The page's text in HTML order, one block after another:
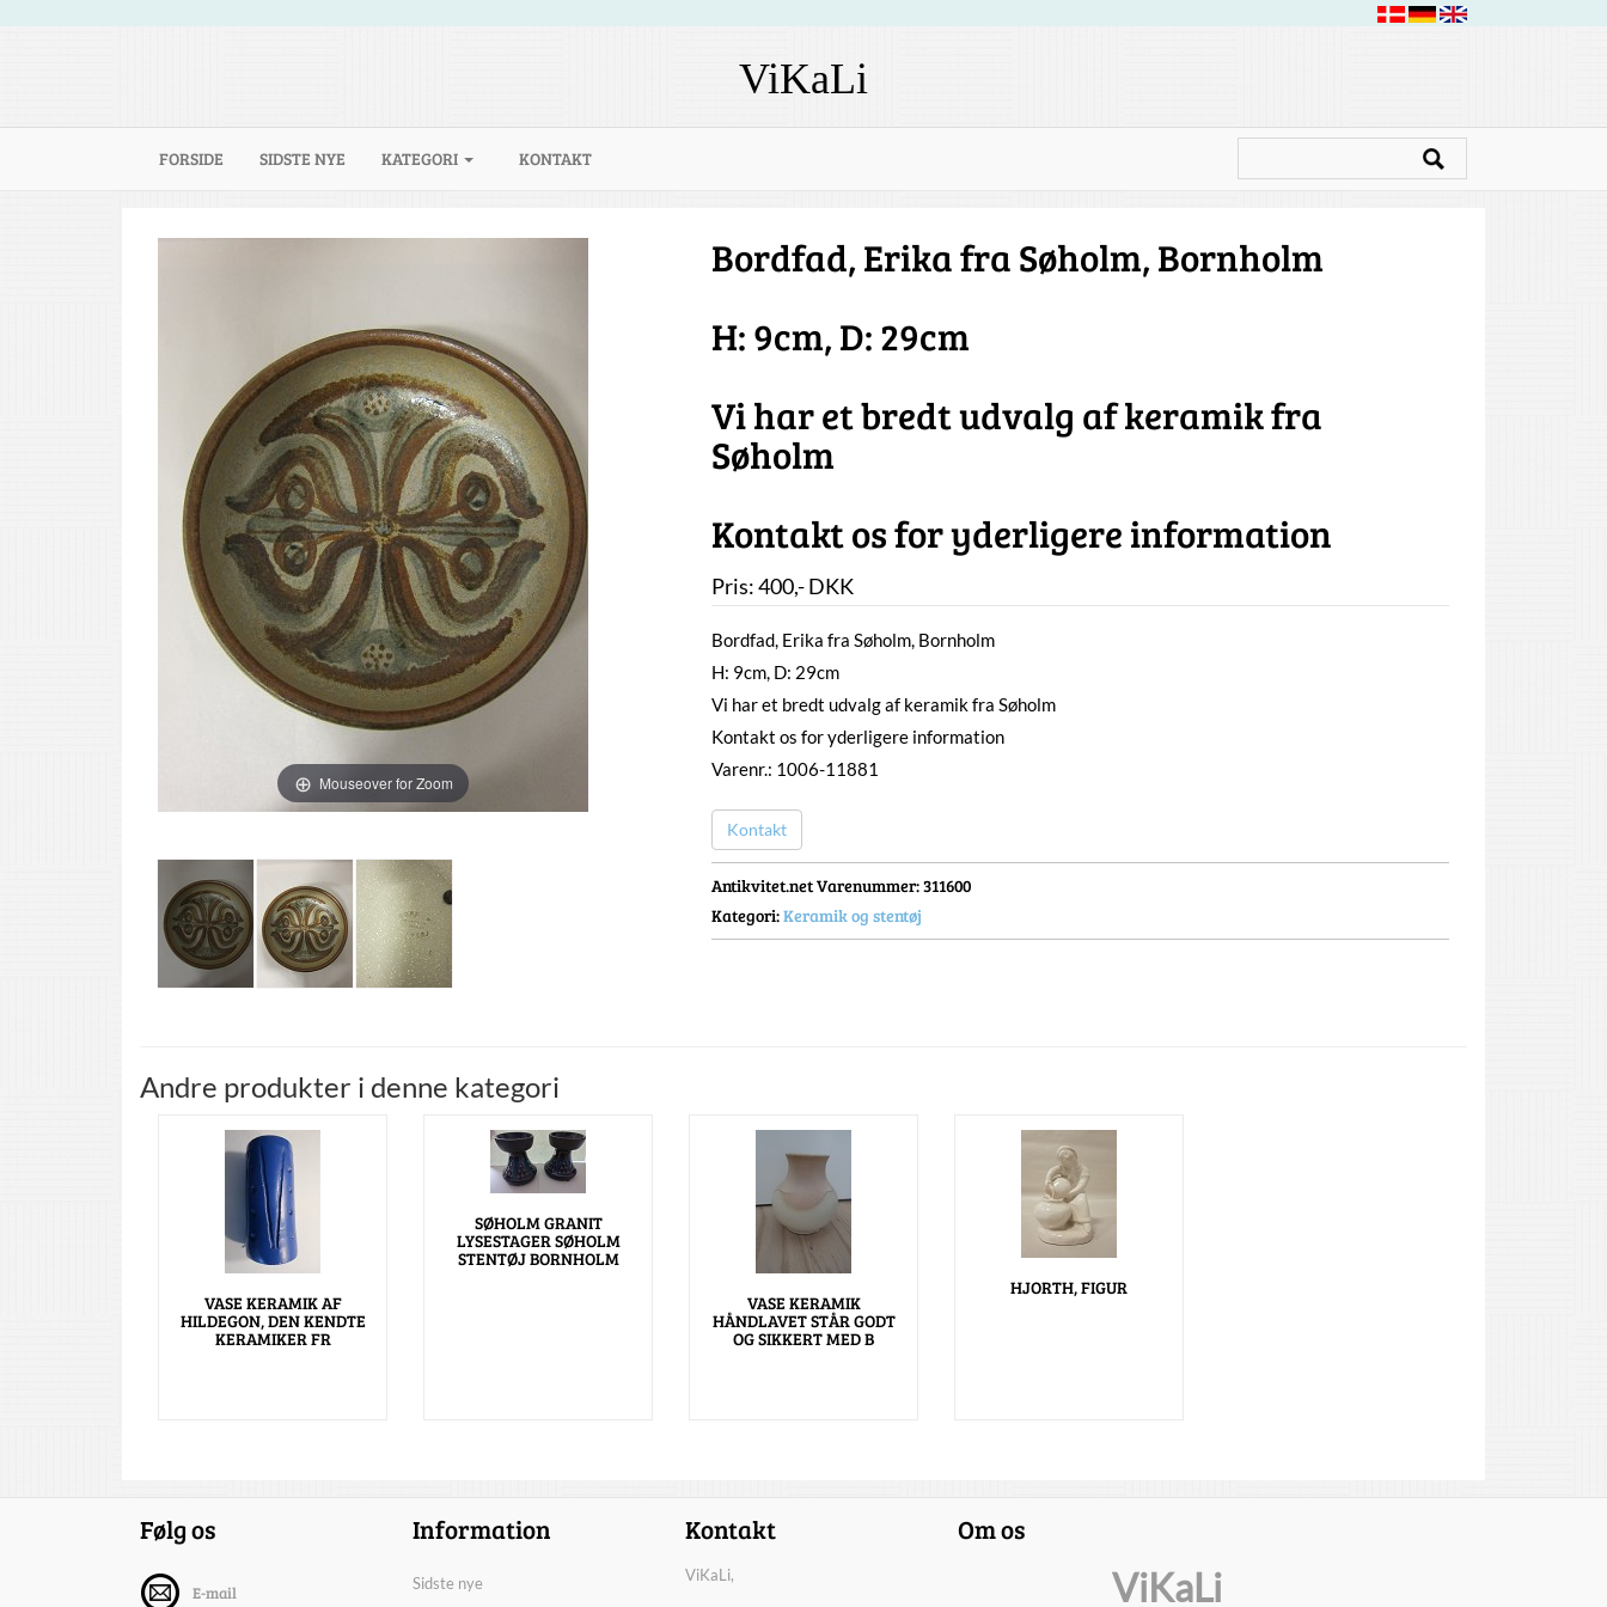
ViKaLi
FORSIDE (CURRENT)
SIDSTE NYE KATEGORI KONTAKT
Mouseover for Zoom
Bordfad, Erika fra Søholm, Bornholm
H: 9cm, D: 29cm
Vi har et bredt udvalg af keramik fra
Søholm
Kontakt os for yderligere information
Pris:400,-DKK
Bordfad, Erika fra Søholm, Bornholm
H: 9cm, D: 29cm
Vi har et bredt udvalg af keramik fra Søholm
Kontakt os for yderligere information
Varenr.: 1006-11881
Kontakt
Antikvitet.net Varenummer: 311600
Kategori:Keramik og stentøj
Andre produkter i denne kategori
VASE KERAMIK AF
HILDEGON, DEN KENDTE
KERAMIKER FR
SØHOLM GRANIT
LYSESTAGER SØHOLM
STENTØJ BORNHOLM
VASE KERAMIK
HÅNDLAVET STÅR GODT
OG SIKKERT MED B
HJORTH, FIGUR
Følg os
E-mail
Information
Sidste nye
Kontakt
ViKaLi,
Om os
ViKaLi